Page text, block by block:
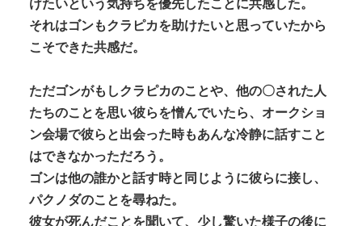
けたいという気持ちを優先したことに共感した。
それはゴンもクラピカを助けたいと思っていたから
こそできた共感だ。
ただゴンがもしクラピカのことや、他の〇された人
たちのことを思い彼らを憎んでいたら、オークショ
ン会場で彼らと出会った時もあんな冷静に話すこと
はできなかっただろう。
ゴンは他の誰かと話す時と同じように彼らに接し、
パクノダのことを尋ねた。
彼女が死んだことを聞いて、少し驚いた様子の後に